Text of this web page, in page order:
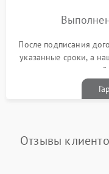
После подписания
указанные сроки, а
Отзывы